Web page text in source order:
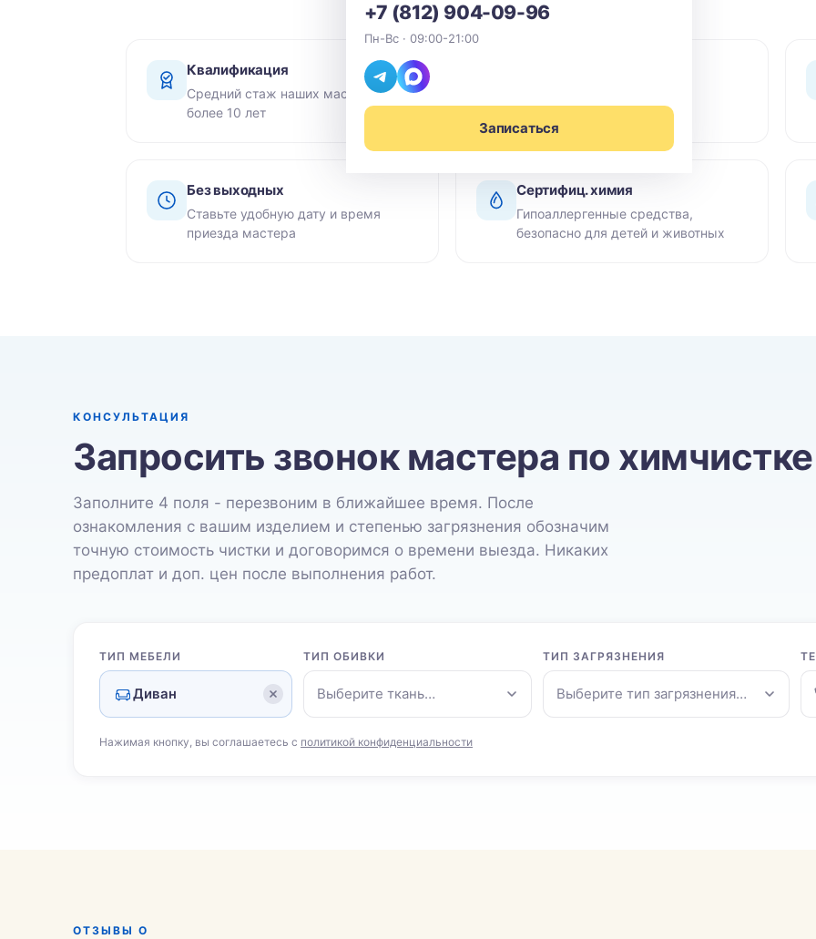
+7 (812) 904-09-96
Пн-Вс · 09:00-21:00
Записаться
Квалификация
Средний стаж наших мастеров -
более 10 лет
бесплатный выезд мастера
Без выходных
Ставьте удобную дату и время
приезда мастера
Сертифиц. химия
Гипоаллергенные средства,
безопасно для детей и животных
КОНСУЛЬТАЦИЯ
Запросить звонок мастера по химчистке
Заполните 4 поля - перезвоним в ближайшее время. После
ознакомления с вашим изделием и степенью загрязнения обозначим
точную стоимость чистки и договоримся о времени выезда. Никаких
предоплат и доп. цен после выполнения работ.
ТИП МЕБЕЛИ
Диван
ТИП ОБИВКИ
Выберите ткань…
ТИП ЗАГРЯЗНЕНИЯ
Выберите тип загрязнения…
Нажимая кнопку, вы соглашаетесь с политикой конфиденциальности
ОТЗЫВЫ О